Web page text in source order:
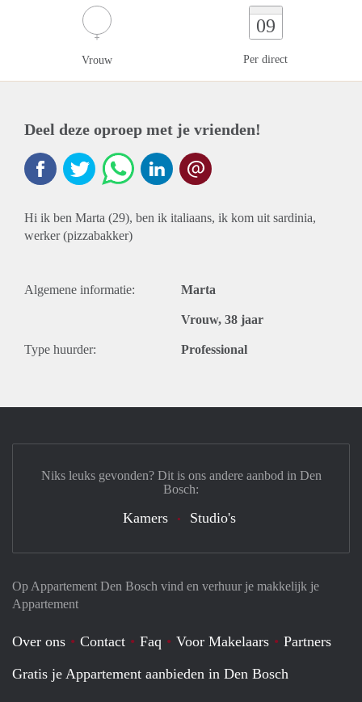
Vrouw
09
Per direct
Deel deze oproep met je vrienden!
Hi ik ben Marta (29), ben ik italiaans, ik kom uit sardinia,
werker (pizzabakker)
Algemene informatie: Marta
Vrouw, 38 jaar
Type huurder: Professional
Op Appartement Den Bosch vind en verhuur je makkelijk je
Appartement
Over ons Contact Faq Voor Makelaars
Partners
Gratis je Appartement aanbieden in Den Bosch
Niks leuks gevonden? Dit is ons andere aanbod in Den
Bosch:
Kamers Studio's